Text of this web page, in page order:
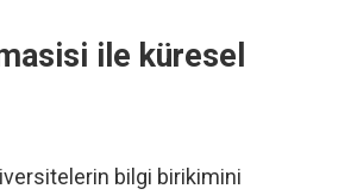
ile küresel
bilgi birikimini